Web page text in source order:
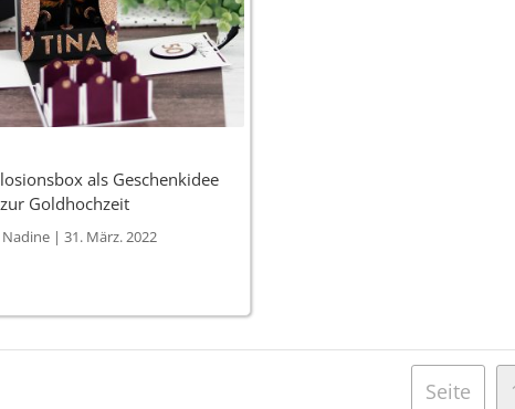
als Geschenkidee
zur Goldhochzeit
Nadine| 31. März. 2022
Seite